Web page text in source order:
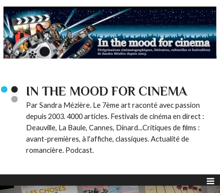
IN THE MOOD FOR CINEMA
Par Sandra Mézière. Le 7ème art raconté avec passion
depuis 2003. 4000 articles. Festivals de cinéma en direct :
Deauville, La Baule, Cannes, Dinard...Critiques de films :
avant-premières, à l'affiche, classiques. Actualité de
romancière. Podcast.